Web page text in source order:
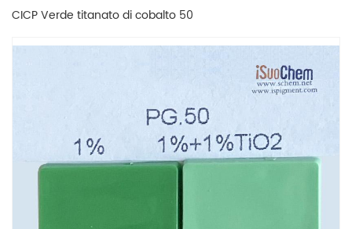
CICP Verde titanato di cobalto 50